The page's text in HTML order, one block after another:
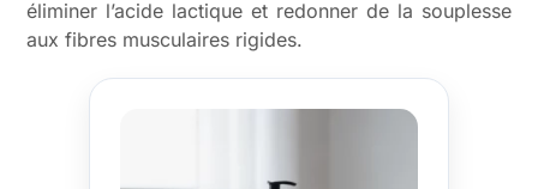
éliminer l’acide lactique et redonner de la souplesse
aux fibres musculaires rigides.